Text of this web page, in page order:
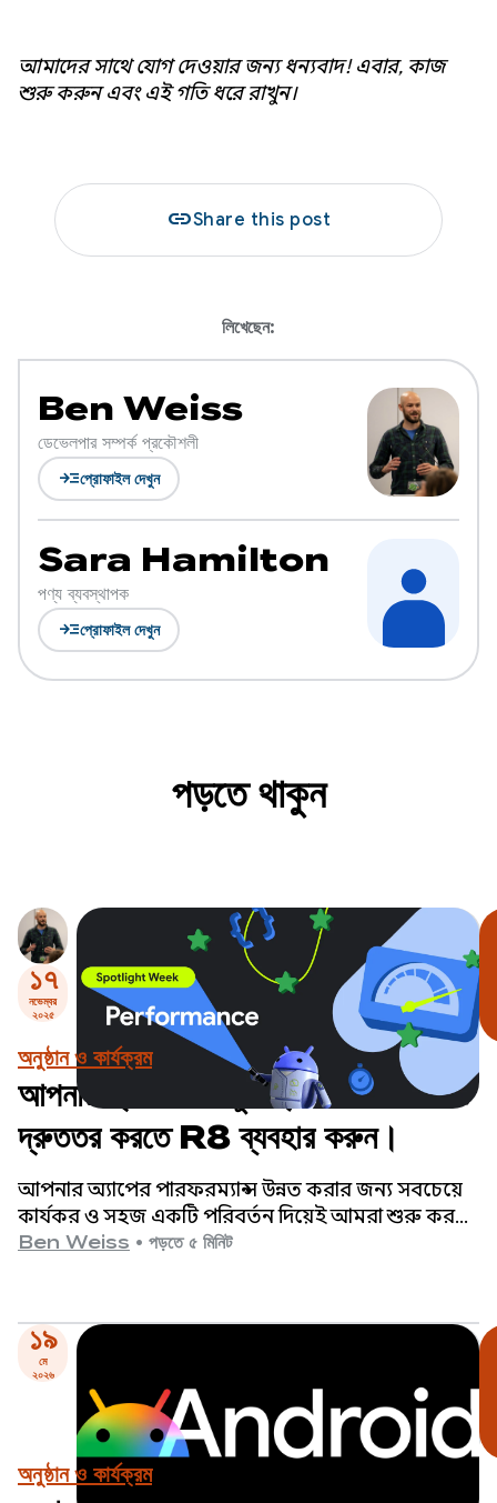
আমাদের সাথে যোগ দেওয়ার জন্য ধন্যবাদ! এবার, কাজ
শুরু করুন এবং এই গতি ধরে রাখুন।
linkShare this post
লিখেছেন:
Ben Weiss
ডেভেলপার সম্পর্ক প্রকৌশলী
read_moreপ্রোফাইল দেখুন
Sara Hamilton
পণ্য ব্যবস্থাপক
read_moreপ্রোফাইল দেখুন
পড়তে থাকুন
১৭
নভেম্বর
২০২৫
অনুষ্ঠান ও কার্যক্রম
আপনার অ্যাপকে সংকুচিত, অপ্টিমাইজ এবং
দ্রুততর করতে R8 ব্যবহার করুন।
আপনার অ্যাপের পারফরম্যান্স উন্নত করার জন্য সবচেয়ে
কার্যকর ও সহজ একটি পরিবর্তন দিয়েই আমরা শুরু করছি:
আর৮ অপটিমাইজারকে ফুল মোডে চালু করা।
Ben Weiss • পড়তে ৫ মিনিট
১৯
মে
২০২৬
অনুষ্ঠান ও কার্যক্রম